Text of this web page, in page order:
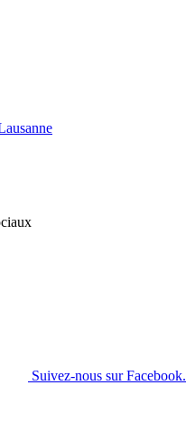
Suivez-nous sur Facebook.